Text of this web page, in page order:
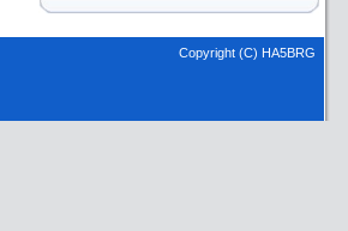
Copyright (C) HA5BRG